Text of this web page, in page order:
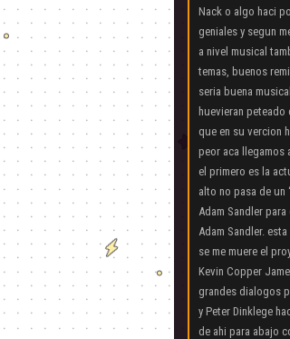
Nack o algo haci
geniales y segun
a nivel musical
temas, buenos
seria buena
huevieran
que en su vercion
peor aca llegamos
el primero es la
alto no pasa de un
Adam Sandler
Adam Sandler.
se me muere el
Kevin Copper
grandes dialogos
y Peter Dinklege
de ahi para abajo